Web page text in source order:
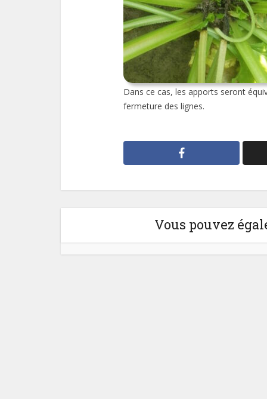
Dans ce cas, les apports seront
fermeture des lignes.
Vous pouvez